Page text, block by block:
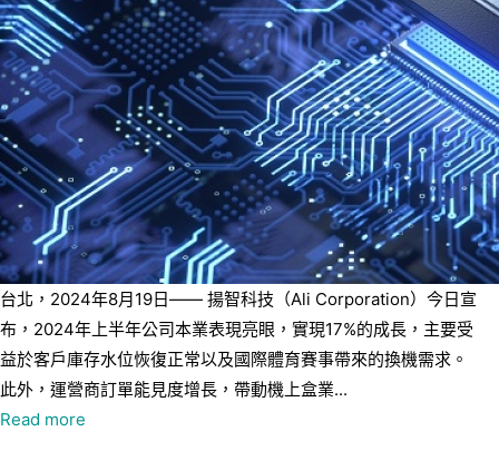
台北，2024年8月19日—— 揚智科技（Ali Corporation）今日宣
布，2024年上半年公司本業表現亮眼，實現17%的成長，主要受
益於客戶庫存水位恢復正常以及國際體育賽事帶來的換機需求。
此外，運營商訂單能見度增長，帶動機上盒業...
Read more